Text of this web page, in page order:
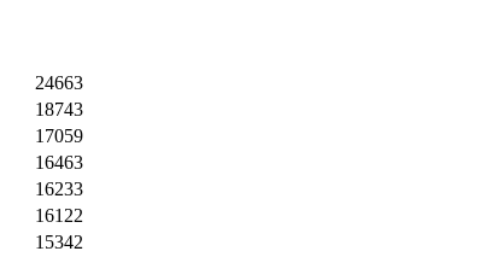
24663
18743
17059
16463
16233
16122
15342